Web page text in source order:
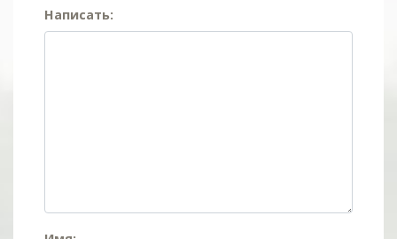
Написать: